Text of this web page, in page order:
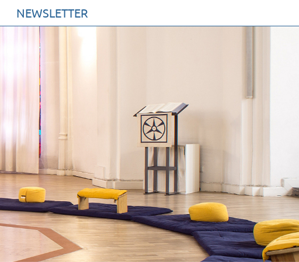
NEWSLETTER
KONTAKTE
SO KOMMEN SIE ZU UNS
UNSER PROFIL
FILM ZUR KIRCHE DER STILLE
FÖRDERVEREIN
VERMIETUNG
NEWSLETTER
ARCHIV
IMPRESSUM
DATENSCHUTZERKLÄRUNG